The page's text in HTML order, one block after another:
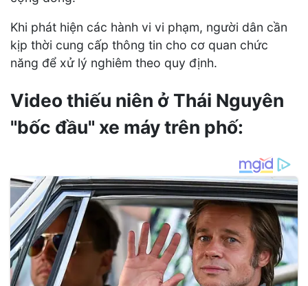
Khi phát hiện các hành vi vi phạm, người dân cần
kịp thời cung cấp thông tin cho cơ quan chức
năng để xử lý nghiêm theo quy định.
Video thiếu niên ở Thái Nguyên
"bốc đầu" xe máy trên phố: